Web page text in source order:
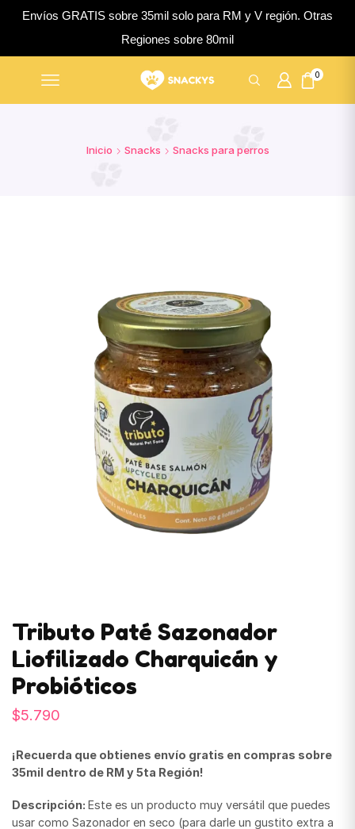
Envíos GRATIS sobre 35mil solo para RM y V región. Otras
Regiones sobre 80mil
0
Inicio Snacks Snacks para perros
Tributo Paté Sazonador
Liofilizado Charquicán y
Probióticos
$5.790
¡Recuerda que obtienes envío gratis en compras sobre
35mil dentro de RM y 5ta Región!
Descripción: Este es un producto muy versátil que puedes
usar como Sazonador en seco (para darle un gustito extra a